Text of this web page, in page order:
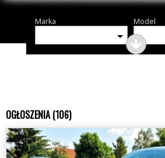
Marka Model
OGŁOSZENIA (106)